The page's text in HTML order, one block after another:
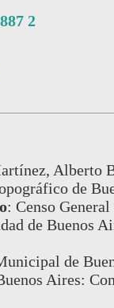
2
Alberto
de
: Censo
de Buenos
de
Aires: